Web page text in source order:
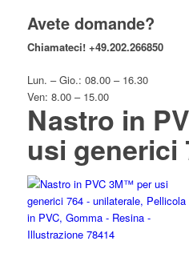
Avete domande?
Chiamateci! +49.202.266850
Lun. – Gio.: 08.00 – 16.30
Ven: 8.00 – 15.00
Nastro in
usi generici